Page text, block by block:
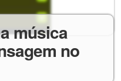
música
no